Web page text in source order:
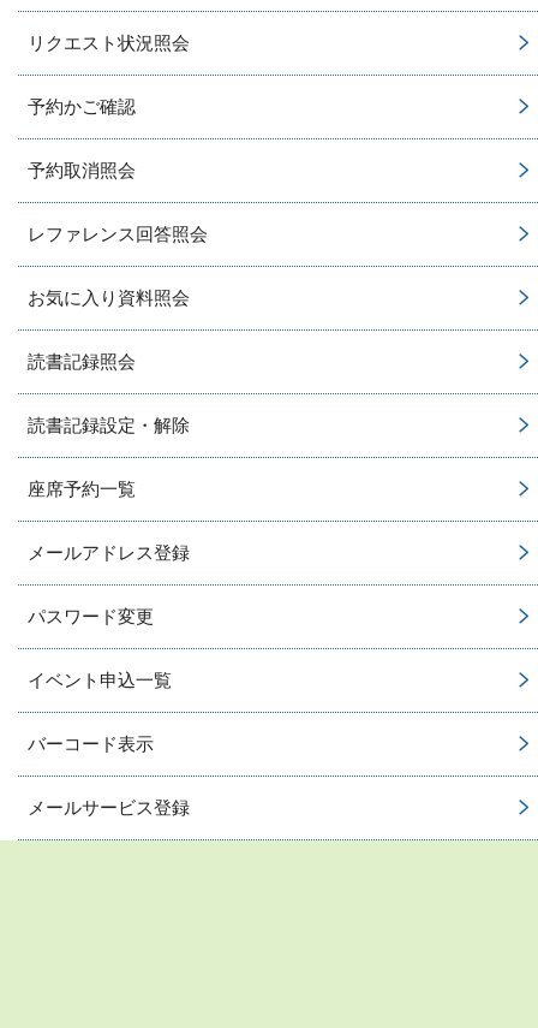
リクエスト状況照会
予約かご確認
予約取消照会
レファレンス回答照会
お気に入り資料照会
読書記録照会
読書記録設定・解除
座席予約一覧
メールアドレス登録
パスワード変更
イベント申込一覧
バーコード表示
メールサービス登録